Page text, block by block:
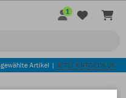
1
Artikel | JETZT ENTDECKEN